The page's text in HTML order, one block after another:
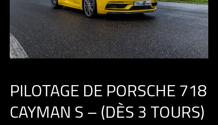
PILOTAGE DE PORSCHE 718
CAYMAN S – (DÈS 3 TOURS)